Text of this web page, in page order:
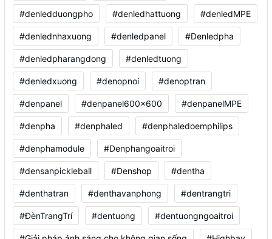
#denledduongpho #denledhattuong #denledMPE
#denlednhaxuong #denledpanel #Denledpha
#denledpharangdong #denledtuong
#denledxuong #denopnoi #denoptran
#denpanel #denpanel600x600 #denpanelMPE
#denpha #denphaled #denphaledoemphilips
#denphamodule #Denphangoaitroi
#densanpickleball #Denshop #dentha
#denthatran #denthavanphong #dentrangtri
#ĐènTrangTrí #dentuong #dentuongngoaitroi